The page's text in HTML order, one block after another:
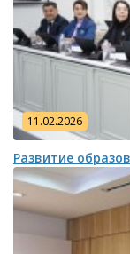
11.02.2026
Развитие